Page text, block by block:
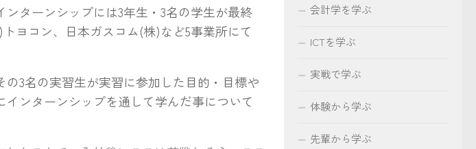
ターンシップには3年生・3名の学生が最終
ヨコン、日本ガスコム(株)など5事業所にて
3名の実習生が実習に参加した目的・目標や
ンターンシップを通して学んだ事について
会計学を学ぶ
ICTを学ぶ
実戦で学ぶ
体験から学ぶ
先輩から学ぶ